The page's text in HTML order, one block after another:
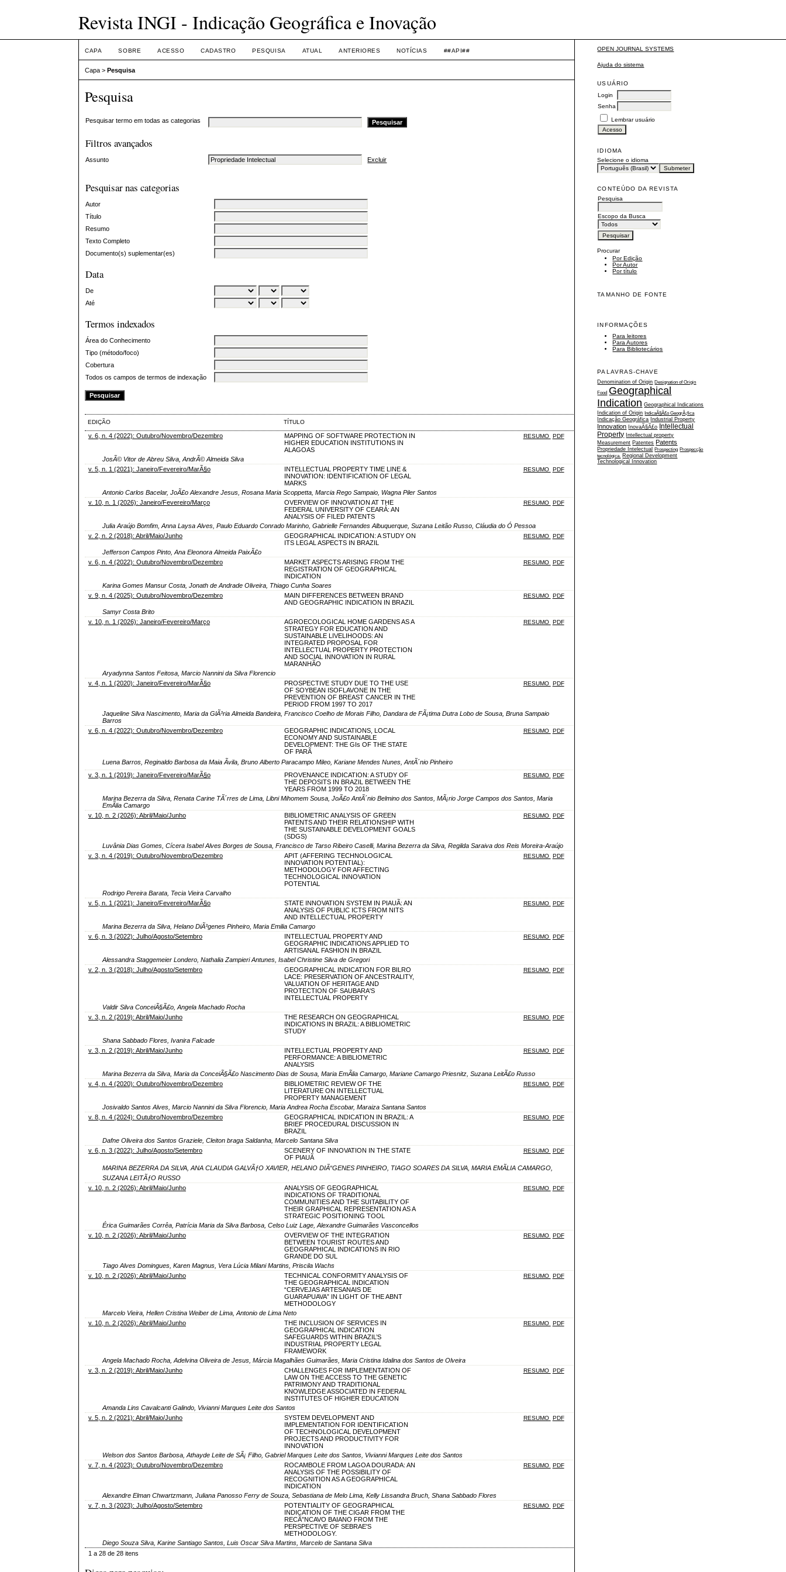
Revista INGI - Indicação Geográfica e Inovação
OPEN JOURNAL SYSTEMS
Ajuda do sistema
USUÁRIO
Login
Senha
Lembrar usuário
IDIOMA
Selecione o idioma
CONTEÚDO DA REVISTA
Pesquisa
Escopo da Busca
Procurar
Por Edição
Por Autor
Por título
TAMANHO DE FONTE
INFORMAÇÕES
Para leitores
Para Autores
Para Bibliotecários
PALAVRAS-CHAVE
Denomination of Origin Designation of Origin
Food Geographical
Indication Geographical Indications
Indication of Origin IndicaÃ§Ã£o GeogrÃ¡fica
Indicação Geográfica Industrial Property
Innovation InovaÃ§Ã£o Intellectual
Property Intellectual property
Measurement Patentes Patents
Propriedade Intelectual Prospecting Prospecção
tecnológica. Regional Development
Technological Innovation
CAPA SOBRE ACESSO CADASTRO PESQUISA ATUAL ANTERIORES NOTÍCIAS ##API##
Capa >Pesquisa
Pesquisa
Pesquisar termo em todas as categorias
Filtros avançados
Assunto Excluir
Pesquisar nas categorias
Autor
Título
Resumo
Texto Completo
Documento(s) suplementar(es)
Data
De
Até
Termos indexados
Área do Conhecimento
Tipo (método/foco)
Cobertura
Todos os campos de termos de indexação
EDIÇÃO TÍTULO
v. 6, n. 4 (2022): Outubro/Novembro/Dezembro
MAPPING OF SOFTWARE PROTECTION IN
HIGHER EDUCATION INSTITUTIONS IN
ALAGOAS
RESUMO PDF
JosÃ© Vitor de Abreu Silva, AndrÃ© Almeida Silva
v. 5, n. 1 (2021): Janeiro/Fevereiro/MarÃ§o
INTELLECTUAL PROPERTY TIME LINE &
INNOVATION: IDENTIFICATION OF LEGAL
MARKS
RESUMO PDF
Antonio Carlos Bacelar, JoÃ£o Alexandre Jesus, Rosana Maria Scoppetta, Marcia Rego Sampaio, Wagna Piler Santos
v. 10, n. 1 (2026): Janeiro/Fevereiro/Março
OVERVIEW OF INNOVATION AT THE
FEDERAL UNIVERSITY OF CEARÁ: AN
ANALYSIS OF FILED PATENTS
RESUMO PDF
Julia Araújo Bomfim, Anna Laysa Alves, Paulo Eduardo Conrado Marinho, Gabrielle Fernandes Albuquerque, Suzana Leitão Russo, Cláudia do Ó Pessoa
v. 2, n. 2 (2018): Abril/Maio/Junho
GEOGRAPHICAL INDICATION: A STUDY ON
ITS LEGAL ASPECTS IN BRAZIL
RESUMO PDF
Jefferson Campos Pinto, Ana Eleonora Almeida PaixÃ£o
v. 6, n. 4 (2022): Outubro/Novembro/Dezembro
MARKET ASPECTS ARISING FROM THE
REGISTRATION OF GEOGRAPHICAL
INDICATION
RESUMO PDF
Karina Gomes Mansur Costa, Jonath de Andrade Oliveira, Thiago Cunha Soares
v. 9, n. 4 (2025): Outubro/Novembro/Dezembro
MAIN DIFFERENCES BETWEEN BRAND
AND GEOGRAPHIC INDICATION IN BRAZIL
RESUMO PDF
Samyr Costa Brito
v. 10, n. 1 (2026): Janeiro/Fevereiro/Março
AGROECOLOGICAL HOME GARDENS AS A
STRATEGY FOR EDUCATION AND
SUSTAINABLE LIVELIHOODS: AN
INTEGRATED PROPOSAL FOR
INTELLECTUAL PROPERTY PROTECTION
AND SOCIAL INNOVATION IN RURAL
MARANHÃO
RESUMO PDF
Aryadynna Santos Feitosa, Marcio Nannini da Silva Florencio
v. 4, n. 1 (2020): Janeiro/Fevereiro/MarÃ§o
PROSPECTIVE STUDY DUE TO THE USE
OF SOYBEAN ISOFLAVONE IN THE
PREVENTION OF BREAST CANCER IN THE
PERIOD FROM 1997 TO 2017
RESUMO PDF
Jaqueline Silva Nascimento, Maria da GlÃ³ria Almeida Bandeira, Francisco Coelho de Morais Filho, Dandara de FÃ¡tima Dutra Lobo de Sousa, Bruna Sampaio
Barros
v. 6, n. 4 (2022): Outubro/Novembro/Dezembro
GEOGRAPHIC INDICATIONS, LOCAL
ECONOMY AND SUSTAINABLE
DEVELOPMENT: THE GIs OF THE STATE
OF PARÃ
RESUMO PDF
Luena Barros, Reginaldo Barbosa da Maia Ãvila, Bruno Alberto Paracampo Mileo, Kariane Mendes Nunes, AntÃ´nio Pinheiro
v. 3, n. 1 (2019): Janeiro/Fevereiro/MarÃ§o
PROVENANCE INDICATION: A STUDY OF
THE DEPOSITS IN BRAZIL BETWEEN THE
YEARS FROM 1999 TO 2018
RESUMO PDF
Marina Bezerra da Silva, Renata Carine TÃ´rres de Lima, Libni Mihomem Sousa, JoÃ£o AntÃ´nio Belmino dos Santos, MÃ¡rio Jorge Campos dos Santos, Maria
EmÃ­lia Camargo
v. 10, n. 2 (2026): Abril/Maio/Junho
BIBLIOMETRIC ANALYSIS OF GREEN
PATENTS AND THEIR RELATIONSHIP WITH
THE SUSTAINABLE DEVELOPMENT GOALS
(SDGS)
RESUMO PDF
Luvânia Dias Gomes, Cícera Isabel Alves Borges de Sousa, Francisco de Tarso Ribeiro Caselli, Marina Bezerra da Silva, Regilda Saraiva dos Reis Moreira-Araújo
v. 3, n. 4 (2019): Outubro/Novembro/Dezembro
APIT (AFFERING TECHNOLOGICAL
INNOVATION POTENTIAL):
METHODOLOGY FOR AFFECTING
TECHNOLOGICAL INNOVATION
POTENTIAL
RESUMO PDF
Rodrigo Pereira Barata, Tecia Vieira Carvalho
v. 5, n. 1 (2021): Janeiro/Fevereiro/MarÃ§o
STATE INNOVATION SYSTEM IN PIAUÃ: AN
ANALYSIS OF PUBLIC ICTS FROM NITS
AND INTELLECTUAL PROPERTY
RESUMO PDF
Marina Bezerra da Silva, Helano DiÃ³genes Pinheiro, Maria Emilia Camargo
v. 6, n. 3 (2022): Julho/Agosto/Setembro
INTELLECTUAL PROPERTY AND
GEOGRAPHIC INDICATIONS APPLIED TO
ARTISANAL FASHION IN BRAZIL
RESUMO PDF
Alessandra Staggemeier Londero, Nathalia Zampieri Antunes, Isabel Christine Silva de Gregori
v. 2, n. 3 (2018): Julho/Agosto/Setembro
GEOGRAPHICAL INDICATION FOR BILRO
LACE: PRESERVATION OF ANCESTRALITY,
VALUATION OF HERITAGE AND
PROTECTION OF SAUBARA'S
INTELLECTUAL PROPERTY
RESUMO PDF
Valdir Silva ConceiÃ§Ã£o, Angela Machado Rocha
v. 3, n. 2 (2019): Abril/Maio/Junho
THE RESEARCH ON GEOGRAPHICAL
INDICATIONS IN BRAZIL: A BIBLIOMETRIC
STUDY
RESUMO PDF
Shana Sabbado Flores, Ivanira Falcade
v. 3, n. 2 (2019): Abril/Maio/Junho
INTELLECTUAL PROPERTY AND
PERFORMANCE: A BIBLIOMETRIC
ANALYSIS
RESUMO PDF
Marina Bezerra da Silva, Maria da ConceiÃ§Ã£o Nascimento Dias de Sousa, Maria EmÃ­lia Camargo, Mariane Camargo Priesnitz, Suzana LeitÃ£o Russo
v. 4, n. 4 (2020): Outubro/Novembro/Dezembro
BIBLIOMETRIC REVIEW OF THE
LITERATURE ON INTELLECTUAL
PROPERTY MANAGEMENT
RESUMO PDF
Josivaldo Santos Alves, Marcio Nannini da Silva Florencio, Maria Andrea Rocha Escobar, Maraiza Santana Santos
v. 8, n. 4 (2024): Outubro/Novembro/Dezembro
GEOGRAPHICAL INDICATION IN BRAZIL: A
BRIEF PROCEDURAL DISCUSSION IN
BRAZIL
RESUMO PDF
Dafne Oliveira dos Santos Graziele, Cleiton braga Saldanha, Marcelo Santana Silva
v. 6, n. 3 (2022): Julho/Agosto/Setembro
SCENERY OF INNOVATION IN THE STATE
OF PIAUÃ
RESUMO PDF
MARINA BEZERRA DA SILVA, ANA CLAUDIA GALVÃƒO XAVIER, HELANO DIÃ“GENES PINHEIRO, TIAGO SOARES DA SILVA, MARIA EMÃLIA CAMARGO,
SUZANA LEITÃƒO RUSSO
v. 10, n. 2 (2026): Abril/Maio/Junho
ANALYSIS OF GEOGRAPHICAL
INDICATIONS OF TRADITIONAL
COMMUNITIES AND THE SUITABILITY OF
THEIR GRAPHICAL REPRESENTATION AS A
STRATEGIC POSITIONING TOOL
RESUMO PDF
Érica Guimarães Corrêa, Patrícia Maria da Silva Barbosa, Celso Luiz Lage, Alexandre Guimarães Vasconcellos
v. 10, n. 2 (2026): Abril/Maio/Junho
OVERVIEW OF THE INTEGRATION
BETWEEN TOURIST ROUTES AND
GEOGRAPHICAL INDICATIONS IN RIO
GRANDE DO SUL
RESUMO PDF
Tiago Alves Domingues, Karen Magnus, Vera Lúcia Milani Martins, Priscila Wachs
v. 10, n. 2 (2026): Abril/Maio/Junho
TECHNICAL CONFORMITY ANALYSIS OF
THE GEOGRAPHICAL INDICATION
“CERVEJAS ARTESANAIS DE
GUARAPUAVA” IN LIGHT OF THE ABNT
METHODOLOGY
RESUMO PDF
Marcelo Vieira, Hellen Cristina Weiber de Lima, Antonio de Lima Neto
v. 10, n. 2 (2026): Abril/Maio/Junho
THE INCLUSION OF SERVICES IN
GEOGRAPHICAL INDICATION
SAFEGUARDS WITHIN BRAZIL’S
INDUSTRIAL PROPERTY LEGAL
FRAMEWORK
RESUMO PDF
Angela Machado Rocha, Adelvina Oliveira de Jesus, Márcia Magalhães Guimarães, Maria Cristina Idalina dos Santos de Olveira
v. 3, n. 2 (2019): Abril/Maio/Junho
CHALLENGES FOR IMPLEMENTATION OF
LAW ON THE ACCESS TO THE GENETIC
PATRIMONY AND TRADITIONAL
KNOWLEDGE ASSOCIATED IN FEDERAL
INSTITUTES OF HIGHER EDUCATION
RESUMO PDF
Amanda Lins Cavalcanti Galindo, Vivianni Marques Leite dos Santos
v. 5, n. 2 (2021): Abril/Maio/Junho
SYSTEM DEVELOPMENT AND
IMPLEMENTATION FOR IDENTIFICATION
OF TECHNOLOGICAL DEVELOPMENT
PROJECTS AND PRODUCTIVITY FOR
INNOVATION
RESUMO PDF
Welson dos Santos Barbosa, Athayde Leite de SÃ¡ Filho, Gabriel Marques Leite dos Santos, Vivianni Marques Leite dos Santos
v. 7, n. 4 (2023): Outubro/Novembro/Dezembro
ROCAMBOLE FROM LAGOA DOURADA: AN
ANALYSIS OF THE POSSIBILITY OF
RECOGNITION AS A GEOGRAPHICAL
INDICATION
RESUMO PDF
Alexandre Elman Chwartzmann, Juliana Panosso Ferry de Souza, Sebastiana de Melo Lima, Kelly Lissandra Bruch, Shana Sabbado Flores
v. 7, n. 3 (2023): Julho/Agosto/Setembro
POTENTIALITY OF GEOGRAPHICAL
INDICATION OF THE CIGAR FROM THE
RECÃ”NCAVO BAIANO FROM THE
PERSPECTIVE OF SEBRAE'S
METHODOLOGY.
RESUMO PDF
Diego Souza Silva, Karine Santiago Santos, Luis Oscar Silva Martins, Marcelo de Santana Silva
1 a 28 de 28 itens